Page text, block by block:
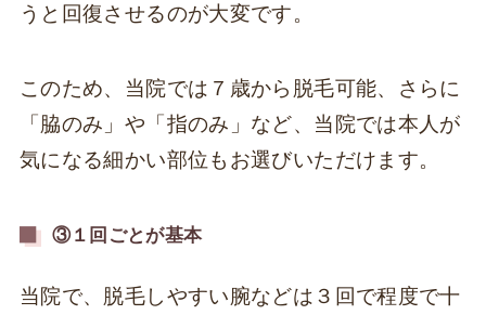
うと回復させるのが大変です。
このため、当院では７歳から脱毛可能、さらに
「脇のみ」や「指のみ」など、当院では本人が
気になる細かい部位もお選びいただけます。
③１回ごとが基本
当院で、脱毛しやすい腕などは３回で程度で十